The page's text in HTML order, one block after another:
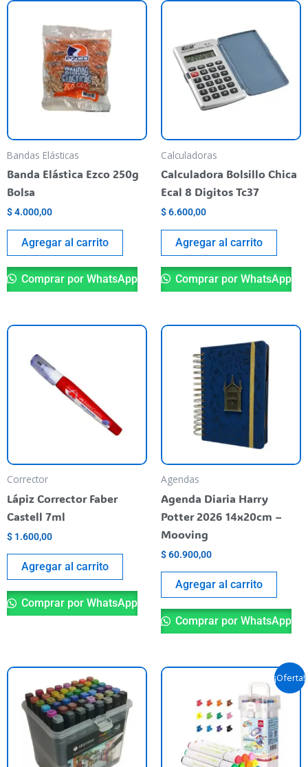
Bandas Elásticas
Banda Elástica Ezco 250g
Bolsa
$4.000,00
Agregar al carrito
Comprar por WhatsApp
Calculadoras
Calculadora Bolsillo Chica
Ecal 8 Digitos Tc37
$6.600,00
Agregar al carrito
Comprar por WhatsApp
Corrector
Lápiz Corrector Faber
Castell 7ml
$ 1.600,00
Agregar al carrito
Comprar por WhatsApp
Agendas
Agenda Diaria Harry
Potter 2026 14x20cm –
Mooving
$60.900,00
Agregar al carrito
Comprar por WhatsApp
¡Oferta!
El
original
era:
$ 14.570,00.
El
precio
actual
es:
$